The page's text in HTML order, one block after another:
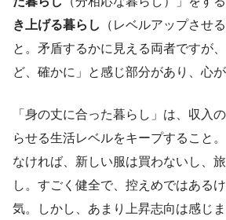
き上げる暮らし （レベルアップさせ
と。矛盾するかに見える両者ですが
ど、確かに」と感じ部分があり、心が
「身の丈に合った暮らし」は、収入
らせる生活レベルをキープすること
なければ、新しい服は買わないし、
し。すごく健全で、控えめではある
気。しかし、あまり上昇志向は感じま